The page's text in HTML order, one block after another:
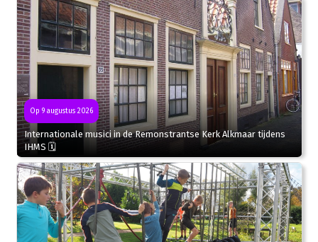
Op 9 augustus 2026
Internationale musici in de Remonstrantse Kerk Alkmaar tijdens
IHMS 🗓